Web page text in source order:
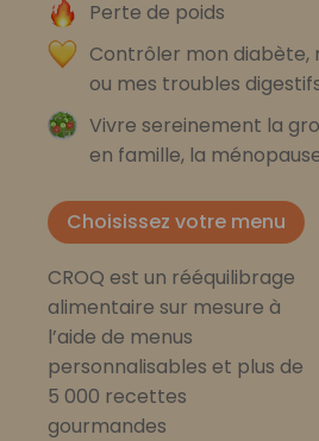
Perte de poids
Contrôler mon diabète,
ou mes troubles
Vivre sereinement la
en famille, la
Choisissez votre menu
CROQ est un rééquilibrage
alimentaire sur mesure à
l’aide de menus
personnalisables et plus de
5 000 recettes
gourmandes